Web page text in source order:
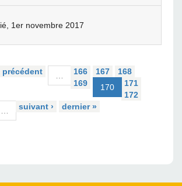
1er novembre 2017
précédent … 166 167
168
169
170
171
172
… suivant › dernier »